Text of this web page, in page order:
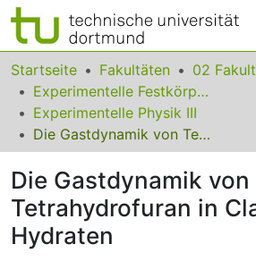
Bereiche & Sammlungen
Das gesamte Repositorium
Statistiken
FAQ
Leitlinien
Zurück zur Startseite
Startseite Fakultäten
02
Experimentelle Festkörperphysik
Experimentelle Physik III
Die Gastdynamik von Tetrahydrofuran in Clathrat-Hydraten
Die Gastdynamik von
Tetrahydrofuran in
Hydraten